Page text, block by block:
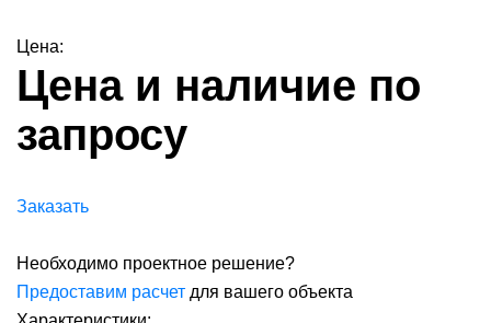
Цена:
Цена и наличие по
запросу
Заказать
Необходимо проектное решение?
Предоставим расчет для вашего объекта